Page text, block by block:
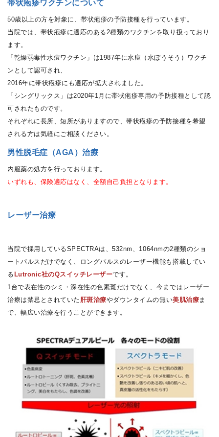
帯状疱疹ワクチンについて
50歳以上の方を対象に、帯状疱疹の予防接種を行っています。
当院では、帯状疱疹に適応のある2種類のワクチンを取り扱っており
ます。
「乾燥弱毒性水痘ワクチン」は1987年に水痘（水ぼうそう）ワクチ
ンとして認可され、
2016年に帯状疱疹にも適応が拡大されました。
「シングリックス」は2020年1月に帯状疱疹専用の予防接種として認
可されたものです。
それぞれに長所、短所がありますので、帯状疱疹の予防接種を希望
される方は気軽にご相談ください。
男性脱毛症（AGA）治療
内服薬の処方を行っております。
いずれも、保険適応はなく、全額自己負担となります。
レーザー治療
当院で採用しているSPECTRAは、532nm、1064nmの2種類のショ
ートパルスだけでなく、ロングパルスのレーザー機能も搭載してい
る Lutronic社のQスイッチレーザーです。
1台で表在性のシミ・深在性の色素斑だけでなく、今まではレーザー
治療は禁忌とされていた 肝斑治療やダウンタイムの無い美肌治療ま
で、幅広い治療を行うことができます。